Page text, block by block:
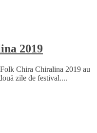
2019
Chira Chiralina 2019 au
zile de festival....